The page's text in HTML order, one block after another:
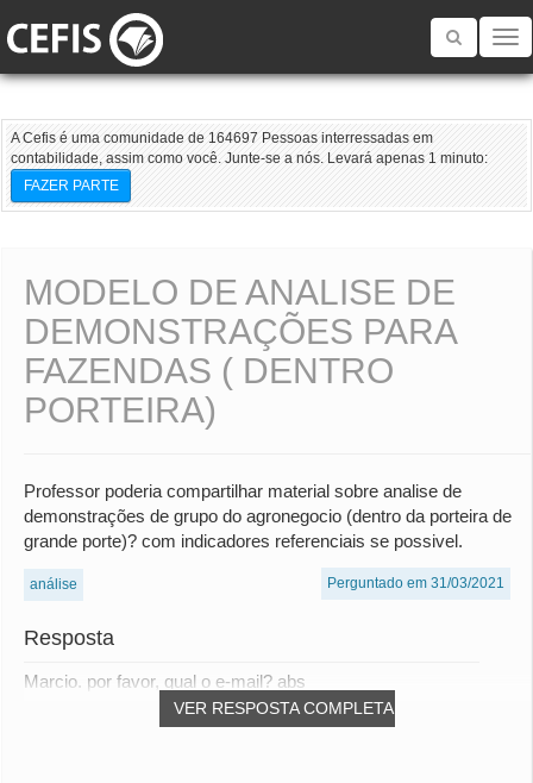
Toggle
A Cefis é uma comunidade de 164697 Pessoas interressadas em
contabilidade, assim como você. Junte-se a nós. Levará apenas 1 minuto:
FAZER PARTE
MODELO DE ANALISE DE
DEMONSTRAÇÕES PARA
FAZENDAS ( DENTRO
PORTEIRA)
Professor poderia compartilhar material sobre analise de
demonstrações de grupo do agronegocio (dentro da porteira de
grande porte)? com indicadores referenciais se possivel.
análise Perguntado em 31/03/2021
Resposta
VER RESPOSTA COMPLETA
Marcio. por favor, qual o e-mail? abs